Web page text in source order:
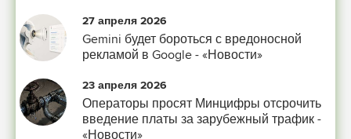
-- Лучшее, что можно сделать с хорошим советом, это пропустить его мимо
ушей. Он никогда не бывает полезен никому, кроме того, кто его дал.
-- Люблю давать советы и очень не люблю, когда их дают мне.
27 апреля 2026
Gemini будет бороться с вредоносной
рекламой в Google - «Новости»
23 апреля 2026
Операторы просят Минцифры отсрочить
введение платы за зарубежный трафик -
«Новости»